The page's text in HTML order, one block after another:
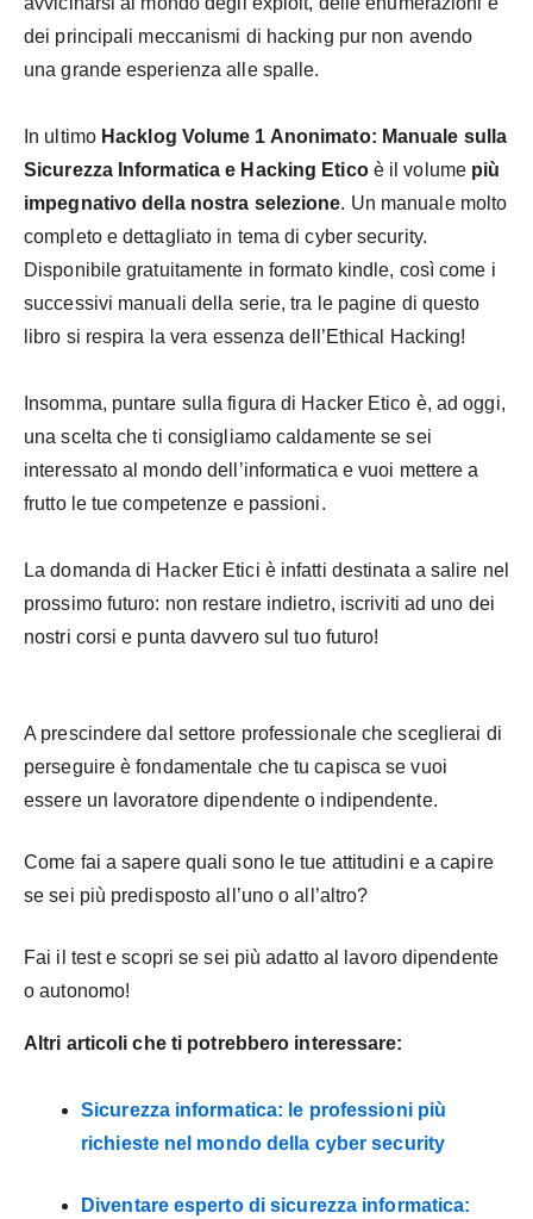
dei principali meccanismi di hacking pur non avendo
una grande esperienza alle spalle.
In ultimo Hacklog Volume 1 Anonimato: Manuale sulla
Sicurezza Informatica e Hacking Etico è il volume più
impegnativo della nostra selezione. Un manuale molto
completo e dettagliato in tema di cyber security.
Disponibile gratuitamente in formato kindle, così come i
successivi manuali della serie, tra le pagine di questo
libro si respira la vera essenza dell’Ethical Hacking!
Insomma, puntare sulla figura di Hacker Etico è, ad oggi,
una scelta che ti consigliamo caldamente se sei
interessato al mondo dell’informatica e vuoi mettere a
frutto le tue competenze e passioni.
La domanda di Hacker Etici è infatti destinata a salire nel
prossimo futuro: non restare indietro, iscriviti ad uno dei
nostri corsi e punta davvero sul tuo futuro!
A prescindere dal settore professionale che sceglierai di
perseguire è fondamentale che tu capisca se vuoi
essere un lavoratore dipendente o indipendente.
Come fai a sapere quali sono le tue attitudini e a capire
se sei più predisposto all’uno o all’altro?
Fai il test e scopri se sei più adatto al lavoro dipendente
o autonomo!
Altri articoli che ti potrebbero interessare:
Sicurezza informatica: le professioni più
richieste nel mondo della cyber security
Diventare esperto di sicurezza informatica: